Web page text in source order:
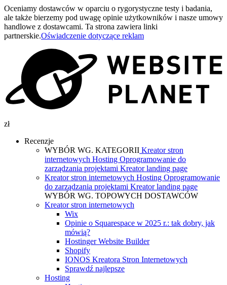
Oceniamy dostawców w oparciu o rygorystyczne testy i badania,
ale także bierzemy pod uwagę opinie użytkowników i nasze umowy
handlowe z dostawcami. Ta strona zawiera linki
partnerskie.Oświadczenie dotyczące reklam
zł
Recenzje
WYBÓR WG. KATEGORII Kreator stron
internetowych Hosting Oprogramowanie do
zarządzania projektami Kreator landing page
Kreator stron internetowych Hosting Oprogramowanie
do zarządzania projektami Kreator landing page
WYBÓR WG. TOPOWYCH DOSTAWCÓW
Kreator stron internetowych
Wix
Opinie o Squarespace w 2025 r.: tak dobry, jak
mówią?
Hostinger Website Builder
Shopify
IONOS Kreatora Stron Internetowych
Sprawdź najlepsze
Hosting